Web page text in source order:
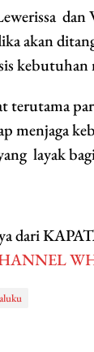
dan
akan
kebutuhan
menjaga
layak
dari